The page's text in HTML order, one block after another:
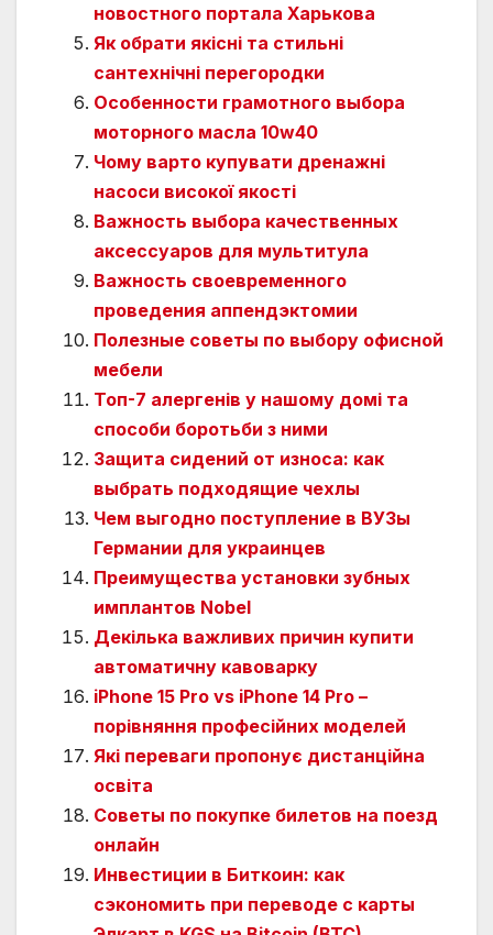
новостного портала Харькова
Як обрати якісні та стильні
сантехнічні перегородки
Особенности грамотного выбора
моторного масла 10w40
Чому варто купувати дренажні
насоси високої якості
Важность выбора качественных
аксессуаров для мультитула
Важность своевременного
проведения аппендэктомии
Полезные советы по выбору офисной
мебели
Топ-7 алергенів у нашому домі та
способи боротьби з ними
Защита сидений от износа: как
выбрать подходящие чехлы
Чем выгодно поступление в ВУЗы
Германии для украинцев
Преимущества установки зубных
имплантов Nobel
Декілька важливих причин купити
автоматичну кавоварку
iPhone 15 Pro vs iPhone 14 Pro –
порівняння професійних моделей
Які переваги пропонує дистанційна
освіта
Советы по покупке билетов на поезд
онлайн
Инвестиции в Биткоин: как
сэкономить при переводе с карты